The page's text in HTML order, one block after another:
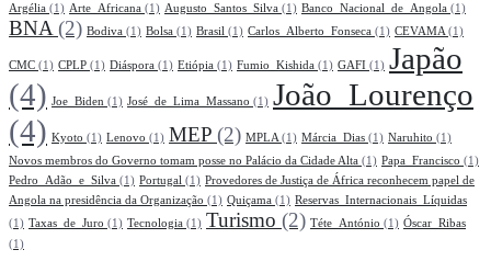
Argélia (1) Arte_Africana (1) Augusto_Santos_Silva (1) Banco_Nacional_de_Angola (1)
BNA (2) Bodiva (1) Bolsa (1) Brasil (1) Carlos_Alberto_Fonseca (1) CEVAMA (1)
CMC (1) CPLP (1) Diáspora (1) Etiópia (1) Fumio_Kishida (1) GAFI (1) Japão
(4) Joe_Biden (1) José_de_Lima_Massano (1) João_Lourenço
(4) Kyoto (1) Lenovo (1) MEP (2) MPLA (1) Márcia_Dias (1) Naruhito (1)
Novos membros do Governo tomam posse no Palácio da Cidade Alta (1) Papa_Francisco (1)
Pedro_Adão_e_Silva (1) Portugal (1) Provedores de Justiça de África reconhecem papel de
Angola na presidência da Organização (1) Quiçama (1) Reservas_Internacionais_Líquidas
(1) Taxas_de_Juro (1) Tecnologia (1) Turismo (2) Téte_António (1) Óscar_Ribas
(1)